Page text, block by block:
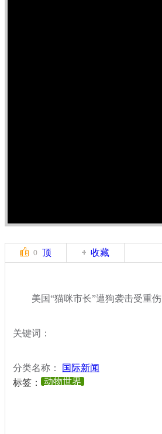
0 顶 收藏
美国“猫咪市长”遭狗袭击受重伤
关键词：
分类名称：
国际新闻
标签：
动物世界